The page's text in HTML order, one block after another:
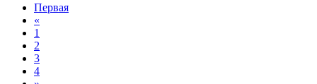
Первая
«
1
2
3
4